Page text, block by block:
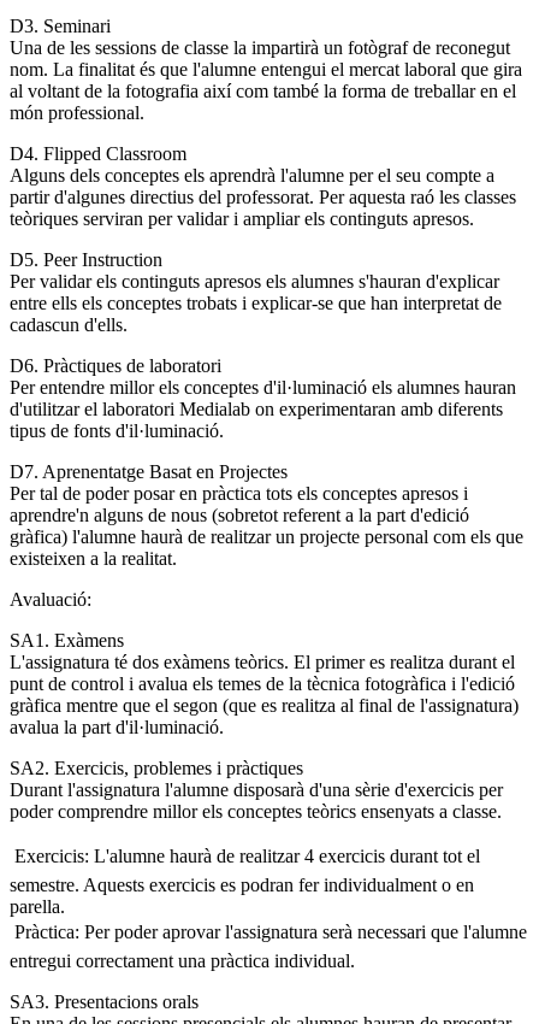
D3. Seminari
Una de les sessions de classe la impartirà un fotògraf de reconegut
nom. La finalitat és que l'alumne entengui el mercat laboral que gira
al voltant de la fotografia així com també la forma de treballar en el
món professional.
D4. Flipped Classroom
Alguns dels conceptes els aprendrà l'alumne per el seu compte a
partir d'algunes directius del professorat. Per aquesta raó les classes
teòriques serviran per validar i ampliar els continguts apresos.
D5. Peer Instruction
Per validar els continguts apresos els alumnes s'hauran d'explicar
entre ells els conceptes trobats i explicar-se que han interpretat de
cadascun d'ells.
D6. Pràctiques de laboratori
Per entendre millor els conceptes d'il·luminació els alumnes hauran
d'utilitzar el laboratori Medialab on experimentaran amb diferents
tipus de fonts d'il·luminació.
D7. Aprenentatge Basat en Projectes
Per tal de poder posar en pràctica tots els conceptes apresos i
aprendre'n alguns de nous (sobretot referent a la part d'edició
gràfica) l'alumne haurà de realitzar un projecte personal com els que
existeixen a la realitat.
Avaluació:
SA1. Exàmens
L'assignatura té dos exàmens teòrics. El primer es realitza durant el
punt de control i avalua els temes de la tècnica fotogràfica i l'edició
gràfica mentre que el segon (que es realitza al final de l'assignatura)
avalua la part d'il·luminació.
SA2. Exercicis, problemes i pràctiques
Durant l'assignatura l'alumne disposarà d'una sèrie d'exercicis per
poder comprendre millor els conceptes teòrics ensenyats a classe.
 Exercicis: L'alumne haurà de realitzar 4 exercicis durant tot el
semestre. Aquests exercicis es podran fer individualment o en
parella.
 Pràctica: Per poder aprovar l'assignatura serà necessari que l'alumne
entregui correctament una pràctica individual.
SA3. Presentacions orals